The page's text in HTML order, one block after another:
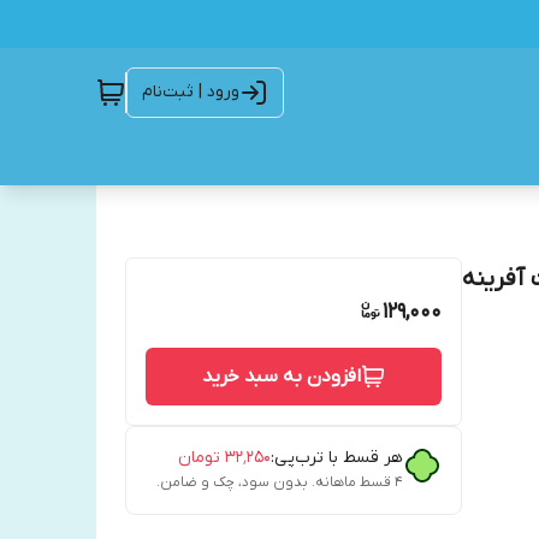
ورود | ثبت‌نام
129,000
افزودن به سبد خرید
هر قسط با ترب‌پی:۳۲٬۲۵۰ تومان
۴ قسط ماهانه. بدون سود، چک و ضامن.